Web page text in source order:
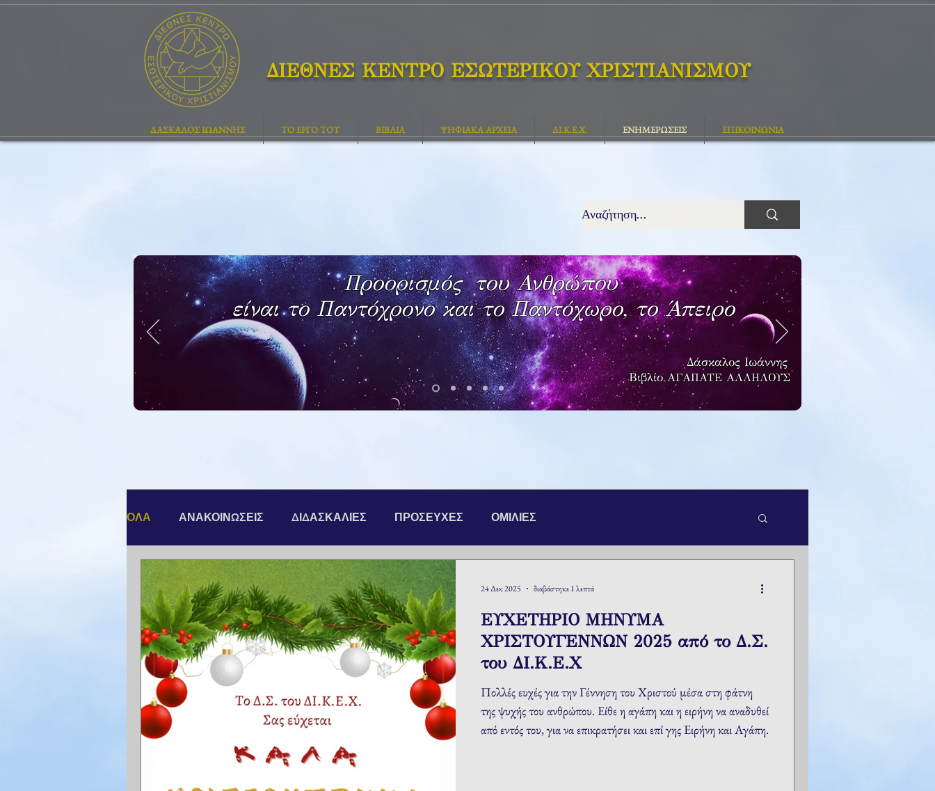
ΔΙΕΘΝΕΣ ΚΕΝΤΡΟ ΕΣΩΤΕΡΙΚΟΥ ΧΡΙΣΤΙΑΝΙΣΜΟΥ
ΔΑΣΚΑΛΟΣ ΙΩΑΝΝΗΣ ΤΟ ΕΡΓΟ ΤΟΥ ΒΙΒΛΙΑ ΨΗΦΙΑΚΑ ΑΡΧΕΙΑ ΔΙ.Κ.Ε.Χ. ΕΝΗΜΕΡΩΣΕΙΣ ΕΠΙΚΟΙΝΩΝΙΑ
Προορισμός του Ανθρώπου
είναι το Παντόχρονο και το Παντόχωρο, το Άπειρο
Δάσκαλος Ιωάννης
ΒιβλίοΑΓΑΠΑΤΕ ΑΛΛΗΛΟΥΣ
ΟΛΑ ΑΝΑΚΟΙΝΩΣΕΙΣ ΔΙΔΑΣΚΑΛΙΕΣ ΠΡΟΣΕΥΧΕΣ ΟΜΙΛΙΕΣ
ΕΥΧΕΤΗΡΙΟ ΜΗΝΥΜΑ
ΧΡΙΣΤΟΥΓΕΝΝΩΝ 2025 από το Δ.Σ.
του ΔΙ.Κ.Ε.Χ
Πολλές ευχές για την Γέννηση του Χριστού μέσα στη φάτνη
της ψυχής του ανθρώπου. Είθε η αγάπη και η ειρήνη να αναδυθεί
από εντός του, για να επικρατήσει και επί γης Ειρήνη και Αγάπη.
24 Δεκ 2025 διαβάστηκε 1 λεπτά